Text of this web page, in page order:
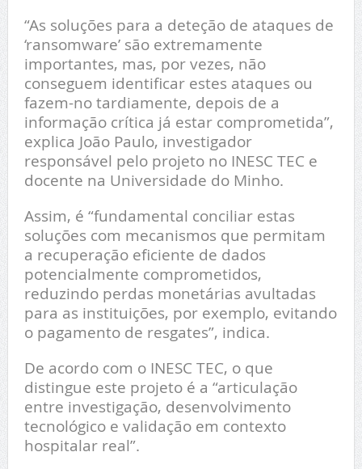
“As soluções para a deteção de ataques de
‘ransomware’ são extremamente
importantes, mas, por vezes, não
conseguem identificar estes ataques ou
fazem-no tardiamente, depois de a
informação crítica já estar comprometida”,
explica João Paulo, investigador
responsável pelo projeto no INESC TEC e
docente na Universidade do Minho.
Assim, é “fundamental conciliar estas
soluções com mecanismos que permitam
a recuperação eficiente de dados
potencialmente comprometidos,
reduzindo perdas monetárias avultadas
para as instituições, por exemplo, evitando
o pagamento de resgates”, indica.
De acordo com o INESC TEC, o que
distingue este projeto é a “articulação
entre investigação, desenvolvimento
tecnológico e validação em contexto
hospitalar real”.